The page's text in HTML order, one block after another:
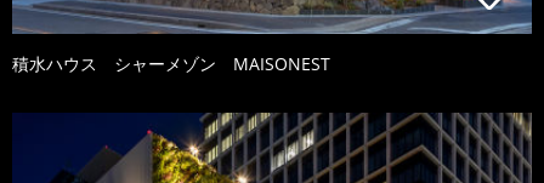
積水ハウス シャーメゾン MAISONEST